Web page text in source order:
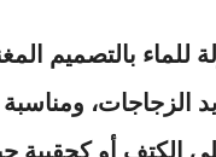
للماء بالتصميم
الزجاجات، ومناسبة
الكتف أو كحقيبة